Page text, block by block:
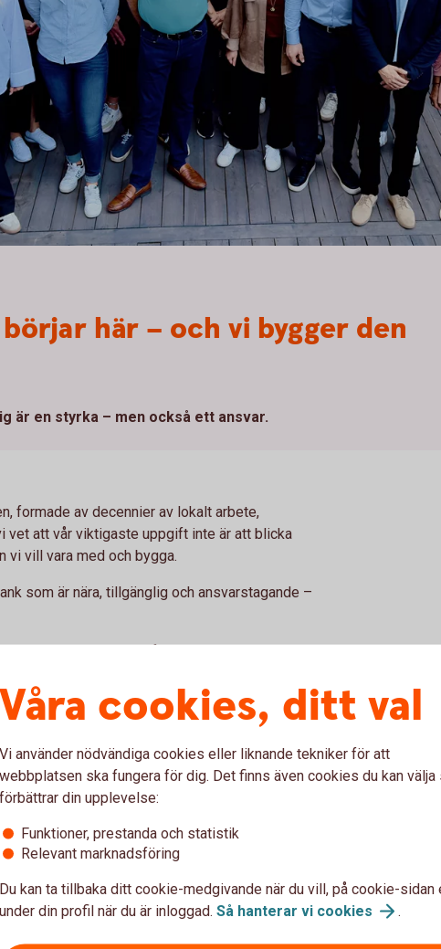
här – och vi bygger den
är en styrka – men också ett ansvar.
formade av decennier av lokalt arbete,
vet att vår viktigaste uppgift inte är att blicka
vi vill vara med och bygga.
som är nära, tillgänglig och ansvarstagande –
Vi är en samhällskraft.
och ett tydligt uppdrag: att skapa
framtid i Bergslagen. Det är våra kunder som
hos oss, bidrar man direkt till att stärka
byggs med:
kund också är en samhällsbyggare
Våra cookies, ditt val
Vi använder nödvändiga cookies eller liknande tekniker för att
webbplatsen ska fungera för dig. Det finns även cookies du kan välja
förbättrar din upplevelse:
Funktioner, prestanda och statistik
Relevant marknadsföring
Du kan ta tillbaka ditt cookie-medgivande när du vill, på cookie-sidan
under din profil när du är inloggad. Så hanterar vi cookies .